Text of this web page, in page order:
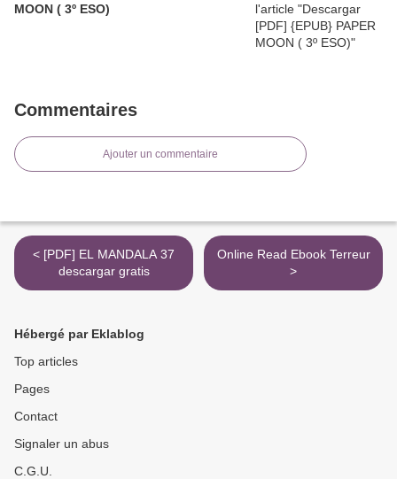
MOON ( 3º ESO)
Commentaires
Ajouter un commentaire
< [PDF] EL MANDALA 37
descargar gratis
Online Read Ebook Terreur
>
Hébergé par Eklablog
Top articles
Pages
Contact
Signaler un abus
C.G.U.